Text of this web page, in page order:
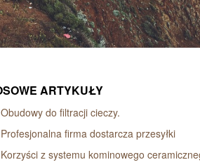
ARTYKUŁY
Obudowy do filtracji cieczy.
Profesjonalna firma dostarcza przesyłki
Korzyści z systemu kominowego